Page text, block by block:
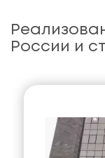
России и